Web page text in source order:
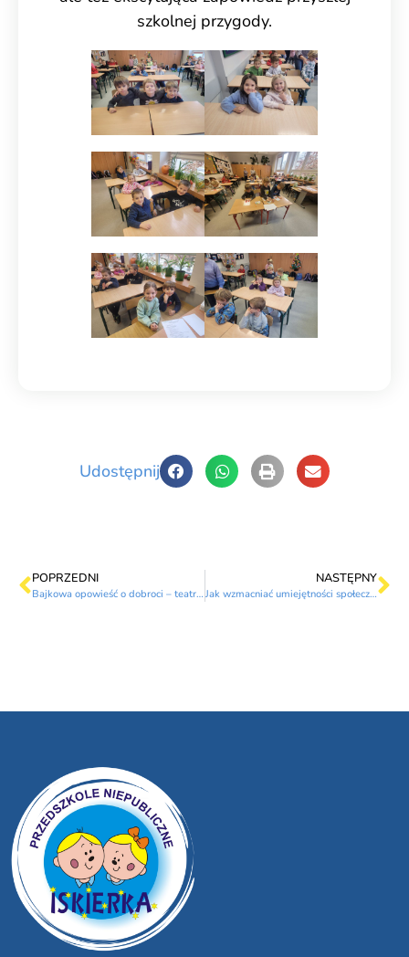
szkolnej przygody.
Udostępnij
POPRZEDNI
Bajkowa opowieść o dobroci – teatrzyk o Świętym Mikołaju
NASTĘPNY
Jak wzmacniać umiejętności społeczne w święta?